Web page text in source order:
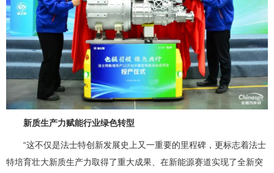
新质生产力赋能行业绿色转型
“这不仅是法士特创新发展史上又一重要的里程碑，更标志着法士
特培育壮大新质生产力取得了重大成果、在新能源赛道实现了全新突